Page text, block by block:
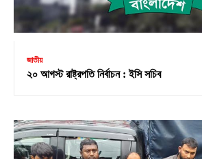
জাতীয়
২০ আগস্ট রাষ্ট্রপতি নির্বাচন : ইসি সচিব